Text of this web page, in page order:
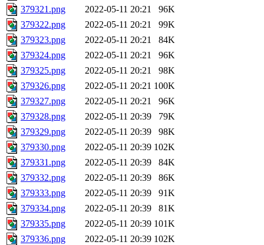
379321.png
2022-05-11 20:21
96K
379322.png
2022-05-11 20:21
99K
379323.png
2022-05-11 20:21
84K
379324.png
2022-05-11 20:21
96K
379325.png
2022-05-11 20:21
98K
379326.png
2022-05-11 20:21 100K
379327.png
2022-05-11 20:21
96K
379328.png
2022-05-11 20:39
79K
379329.png
2022-05-11 20:39
98K
379330.png
2022-05-11 20:39 102K
379331.png
2022-05-11 20:39
84K
379332.png
2022-05-11 20:39
86K
379333.png
2022-05-11 20:39
91K
379334.png
2022-05-11 20:39
81K
379335.png
2022-05-11 20:39 101K
379336.png
2022-05-11 20:39 102K